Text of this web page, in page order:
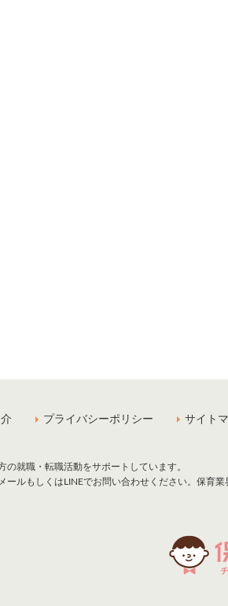
プライバシーポリシー サイト
就職・転職活動をサポートしています。
ールもしくはLINEでお問い合わせください。保育